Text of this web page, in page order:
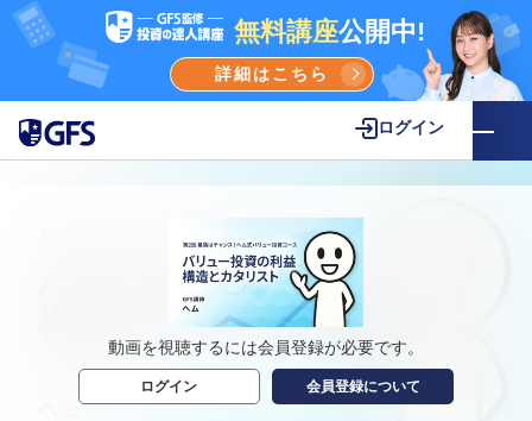
無料講座公開中!
詳細はこちら
ログイン
動画を視聴するには会員登録が必要です。
ログイン 会員登録について